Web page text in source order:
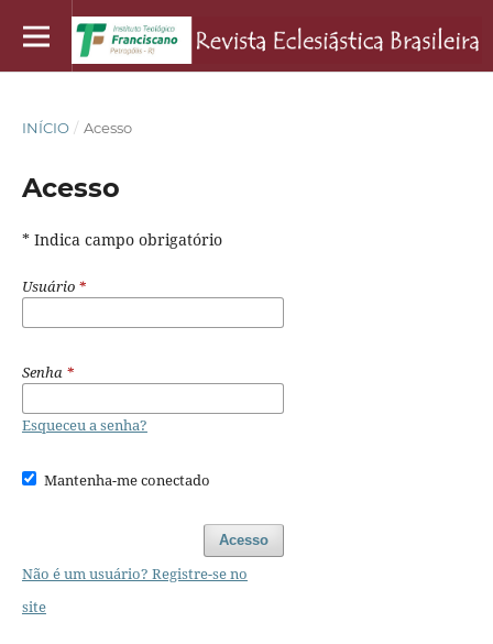
INÍCIO / Acesso
Acesso
* Indica campo obrigatório
Usuário *
Senha *
Esqueceu a senha?
Mantenha-me conectado
Acesso
Não é um usuário? Registre-se no
site